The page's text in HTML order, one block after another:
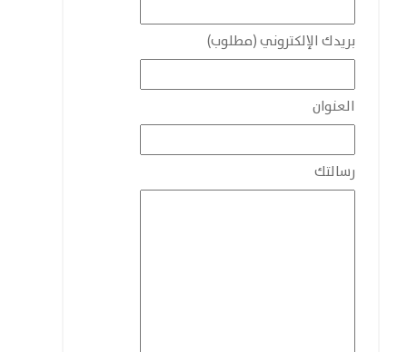
بريدك الإلكتروني (مطلوب)
العنوان
رسالتك